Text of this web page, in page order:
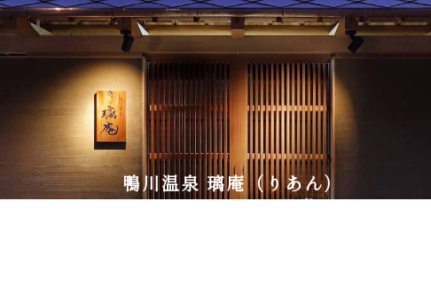
鴨川温泉 璃庵（りあん）